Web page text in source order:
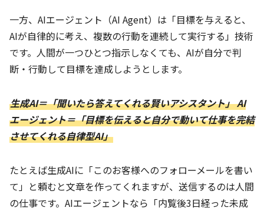
一方、AIエージェント（AI Agent）は「目標を与えると、
AIが自律的に考え、複数の行動を連続して実行する」技術
です。人間が一つひとつ指示しなくても、AIが自分で判
断・行動して目標を達成しようとします。
生成AI＝「聞いたら答えてくれる賢いアシスタント」 AI
エージェント＝「目標を伝えると自分で動いて仕事を完結
させてくれる自律型AI」
たとえば生成AIに「このお客様へのフォローメールを書い
て」と頼むと文章を作ってくれますが、送信するのは人間
の仕事です。AIエージェントなら「内覧後3日経った未成